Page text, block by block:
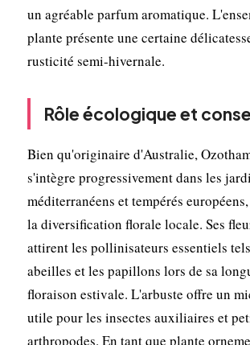
un agréable parfum aromatique.
plante présente une certaine
rusticité semi-hivernale.
Rôle écologique et
Bien qu'originaire d'Australie,
s'intègre progressivement dans les
méditerranéens et tempérés
la diversification florale locale. Ses
attirent les pollinisateurs essentiels
abeilles et les papillons lors de sa
floraison estivale. L'arbuste offre un
utile pour les insectes auxiliaires et
arthropodes. En tant que plante